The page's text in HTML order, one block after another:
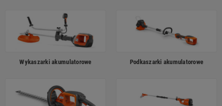
Wykaszarki akumulatorowe Podkaszarki akumulatorowe